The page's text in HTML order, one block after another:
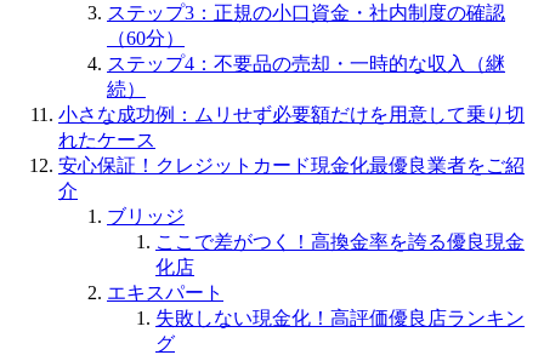
ステップ3：正規の小口資金・社内制度の確認
（60分）
ステップ4：不要品の売却・一時的な収入（継
続）
小さな成功例：ムリせず必要額だけを用意して乗り切
れたケース
安心保証！クレジットカード現金化最優良業者をご紹
介
ブリッジ
ここで差がつく！高換金率を誇る優良現金
化店
エキスパート
失敗しない現金化！高評価優良店ランキン
グ